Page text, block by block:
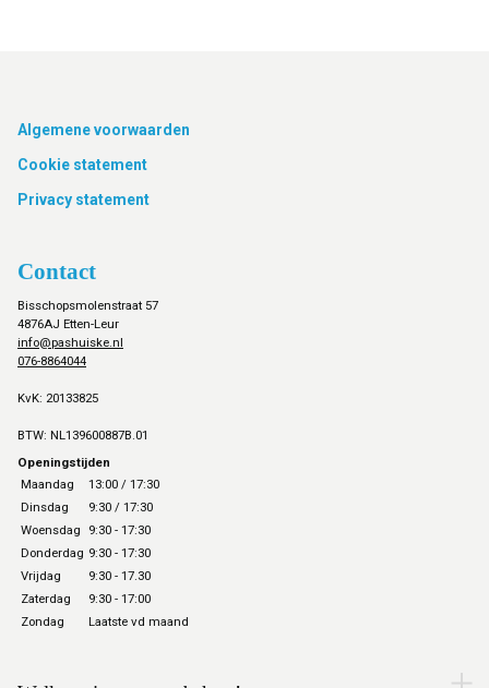
Footer
Algemene voorwaarden
Cookie statement
Privacy statement
Contact
Bisschopsmolenstraat 57
4876AJ Etten-Leur
info@pashuiske.nl
076-8864044
KvK: 20133825
BTW: NL139600887B.01
Openingstijden
Maandag
13:00 / 17:30
Dinsdag
9:30 / 17:30
Woensdag
9:30 - 17:30
Donderdag 9:30 - 17:30
Vrijdag
9:30 - 17.30
Zaterdag
9:30 - 17:00
Zondag
Laatste vd maand